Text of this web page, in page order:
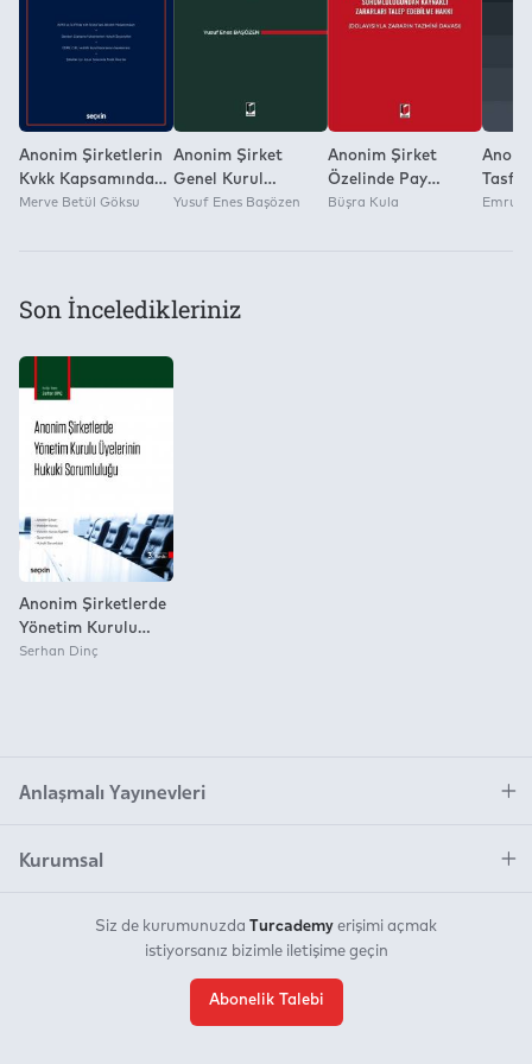
Anonim Şirketlerin
Kvkk Kapsamında
Yurt Dışına Veri
Merve Betül Göksu
Anonim Şirket
Genel Kurul
Kararlarının İptali
Yusuf Enes Başözen
Anonim Şirket
Özelinde Pay
Sahibinin Yönetim
Büşra Kula
Son İnceledikleriniz
Anonim Şirketlerde
Yönetim Kurulu
Üyelerinin Hukuki
Serhan Dinç
Anlaşmalı Yayınevleri
Kurumsal
Siz de kurumunuzda Turcademy erişimi açmak
istiyorsanız bizimle iletişime geçin
Abonelik Talebi